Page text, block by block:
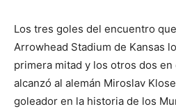
Los tres goles del encuentro
Arrowhead Stadium de Kansas
primera mitad y los otros dos
alcanzó al alemán Miroslav
goleador en la historia de los